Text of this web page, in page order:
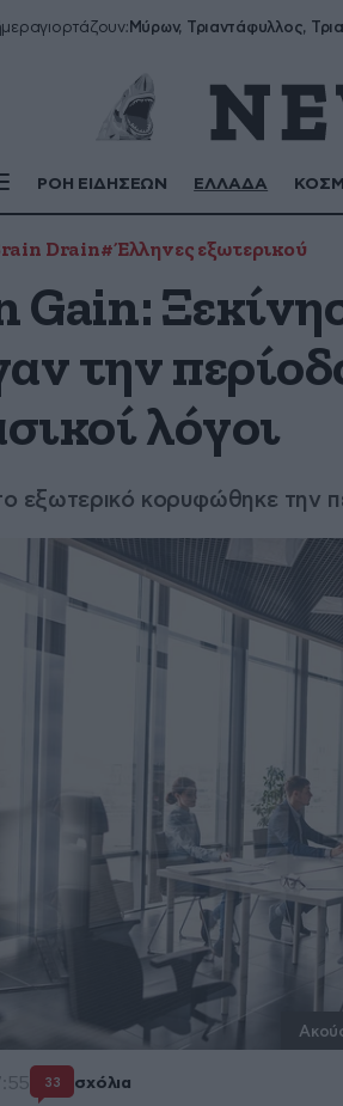
γιορτάζουν:
ΡΟΗ ΕΙΔΗΣΕΩΝ ΕΛΛΑΔΑ
Drain#Έλληνες εξωτερικού
Gain:
την
λόγοι
εξωτερικό κορυφώθηκε την
33 σχόλια